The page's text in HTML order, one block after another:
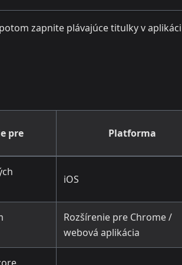
zapnite plávajúce titulky v
pre Platforma
iOS
Rozšírenie pre Chrome /
webová aplikácia